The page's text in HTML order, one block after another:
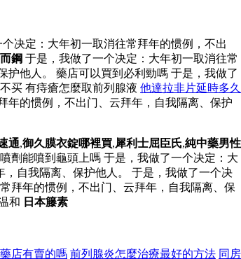
决定：大年初一取消往常拜年的惯例，不出
鋼 于是，我做了一个决定：大年初一取消往常
他人。 藥店可以買到必利勁嗎 于是，我做了
买 有痔瘡怎麼取前列腺液 他達拉非片延時多久
年的惯例，不出门、云拜年，自我隔离、保护
通,御久膜衣錠哪裡買,犀利士屈臣氏,純中藥男性
劑能噴到龜頭上嗎 于是，我做了一个决定：大
自我隔离、保护他人。 于是，我做了一个决
拜年的惯例，不出门、云拜年，自我隔离、保
和 日本籐素
店有賣的嗎 前列腺炎怎麼治療最好的方法 同房